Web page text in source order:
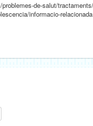
de-salut/
informacio-